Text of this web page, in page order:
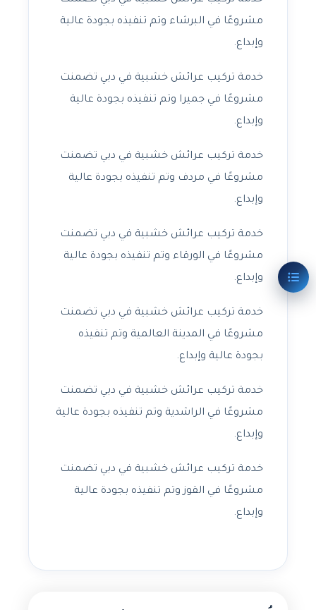
مشروعًا في البرشاء وتم تنفيذه بجودة عالية
وإبداع.
خدمة تركيب عرائش خشبية في دبي تضمنت
مشروعًا في جميرا وتم تنفيذه بجودة عالية
وإبداع.
خدمة تركيب عرائش خشبية في دبي تضمنت
مشروعًا في مردف وتم تنفيذه بجودة عالية
وإبداع.
خدمة تركيب عرائش خشبية في دبي تضمنت
مشروعًا في الورقاء وتم تنفيذه بجودة عالية
وإبداع.
خدمة تركيب عرائش خشبية في دبي تضمنت
مشروعًا في المدينة العالمية وتم تنفيذه
بجودة عالية وإبداع.
خدمة تركيب عرائش خشبية في دبي تضمنت
مشروعًا في الراشدية وتم تنفيذه بجودة عالية
وإبداع.
خدمة تركيب عرائش خشبية في دبي تضمنت
مشروعًا في القوز وتم تنفيذه بجودة عالية
وإبداع.